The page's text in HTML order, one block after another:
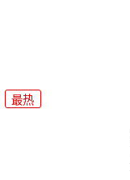
最热